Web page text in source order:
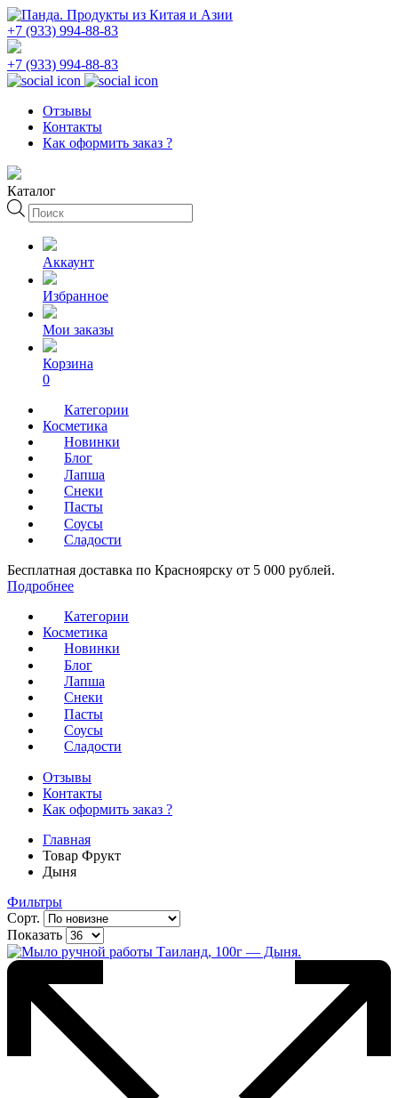
+7 (933) 994-88-83
+7 (933) 994-88-83
Отзывы
Контакты
Как оформить заказ ?
Каталог
Поиск
товаров
Аккаунт
Избранное
Мои заказы
Корзина
0
Категории
Косметика
Новинки
Блог
Лапша
Снеки
Пасты
Соусы
Сладости
Бесплатная доставка по Красноярску от 5 000 рублей.
Подробнее
Категории
Косметика
Новинки
Блог
Лапша
Снеки
Пасты
Соусы
Сладости
Отзывы
Контакты
Как оформить заказ ?
Главная
Товар Фрукт
Дыня
Фильтры
Сорт.
Показать